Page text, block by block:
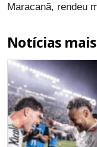
Maracanã, rendeu
Notícias